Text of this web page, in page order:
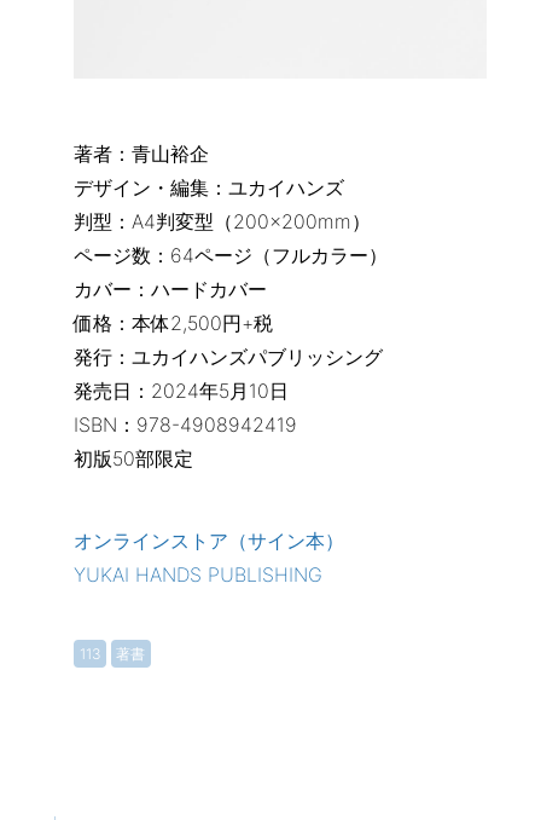
著者：青山裕企
デザイン・編集：ユカイハンズ
判型：A4判変型（200×200mm）
ページ数：64ページ（フルカラー）
カバー：ハードカバー
価格：本体2,500円+税
発行：ユカイハンズパブリッシング
発売日：2024年5月10日
ISBN：978-4908942419
初版50部限定
オンラインストア（サイン本）
YUKAI HANDS PUBLISHING
113 著書